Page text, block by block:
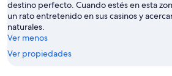
destino perfecto. Cuando estés en esta
un rato entretenido en sus casinos y
naturales.
Ver menos
Ver propiedades